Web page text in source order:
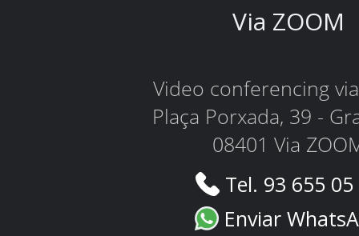
Via ZOOM
Video conferencing
Plaça Porxada, 39 -
08401 Via
Tel. 93 655
Enviar